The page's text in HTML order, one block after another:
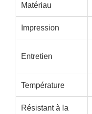
Matériau
Impression
Entretien
Température
Résistant à la